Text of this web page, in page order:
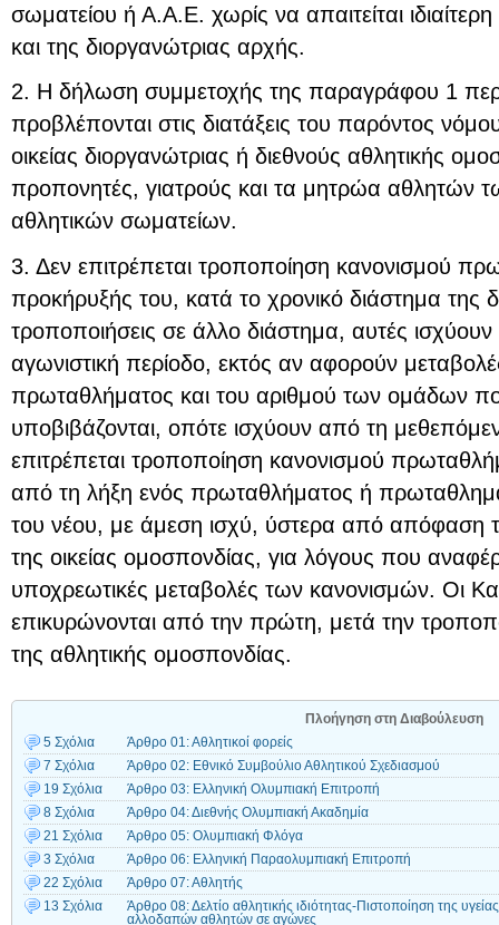
σωματείου ή Α.Α.Ε. χωρίς να απαιτείται
και της διοργανώτριας αρχής.
2. Η δήλωση συμμετοχής της παραγράφου 1
προβλέπονται στις διατάξεις του παρόντος
οικείας διοργανώτριας ή διεθνούς αθλητικής
προπονητές, γιατρούς και τα μητρώα αθλητών
αθλητικών σωματείων.
3. Δεν επιτρέπεται τροποποίηση κανονισμού
προκήρυξής του, κατά το χρονικό διάστημα της
τροποποιήσεις σε άλλο διάστημα, αυτές
αγωνιστική περίοδο, εκτός αν αφορούν
πρωταθλήματος και του αριθμού των ομάδων
υποβιβάζονται, οπότε ισχύουν από τη
επιτρέπεται τροποποίηση κανονισμού
από τη λήξη ενός πρωταθλήματος ή
του νέου, με άμεση ισχύ, ύστερα από απόφαση
της οικείας ομοσπονδίας, για λόγους που
υποχρεωτικές μεταβολές των κανονισμών. Οι
επικυρώνονται από την πρώτη, μετά την
της αθλητικής ομοσπονδίας.
Πλοήγηση στη Διαβούλευση
5 Σχόλια
Άρθρο 01: Αθλητικοί φορείς
7 Σχόλια
Άρθρο 02: Εθνικό Συμβούλιο Αθλητικού Σχεδιασμού
19 Σχόλια
Άρθρο 03: Ελληνική Ολυμπιακή Επιτροπή
8 Σχόλια
Άρθρο 04: Διεθνής Ολυμπιακή Ακαδημία
21 Σχόλια
Άρθρο 05: Ολυμπιακή Φλόγα
3 Σχόλια
Άρθρο 06: Ελληνική Παραολυμπιακή Επιτροπή
22 Σχόλια
Άρθρο 07: Αθλητής
13 Σχόλια
Άρθρο 08: Δελτίο αθλητικής ιδιότητας-Πιστοποίηση της
αλλοδαπών αθλητών σε αγώνες